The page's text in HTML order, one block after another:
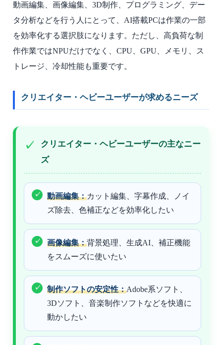
動画編集、画像編集、3D制作、プログラミング、デー
タ分析などを行う人にとって、AI搭載PCは作業の一部
を効率化する選択肢になります。ただし、高負荷な制
作作業ではNPUだけでなく、CPU、GPU、メモリ、ス
トレージ、冷却性能も重要です。
クリエイター・ヘビーユーザーが求めるニーズ
クリエイター・ヘビーユーザーの主なニー
ズ
動画編集：カット編集、字幕作成、ノイ
ズ除去、色補正などを効率化したい
画像編集：背景処理、生成AI、補正機能
をスムーズに使いたい
制作ソフトの安定性：Adobe系ソフト、
3Dソフト、音楽制作ソフトなどを快適に
動かしたい